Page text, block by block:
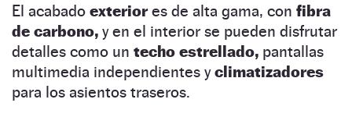
El acabado exteriores de alta gama, con fibra
de carbono, y en el interior se pueden disfrutar
detalles como un techo estrellado, pantallas
multimedia independientes yclimatizadores
para los asientos traseros.